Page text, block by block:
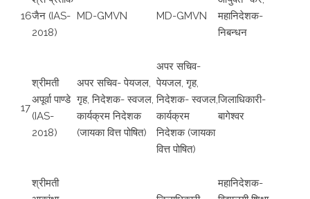
16जैन (IAS-
2018)
MD-GMVN MD-GMVN
महानिदेशक-
निबन्धन
17
श्रीमती
अपूर्वा पाण्डे
(IAS-
2018)
अपर सचिव- पेयजल,
गृह, निदेशक- स्वजल,
कार्यक्रम निदेशक
(जायका वित्त पोषित)
अपर सचिव-
पेयजल, गृह,
निदेशक- स्वजल,
कार्यक्रम
निदेशक (जायका
वित्त पोषित)
जिलाधिकारी-
बागेश्वर
श्रीमती
महानिदेशक-